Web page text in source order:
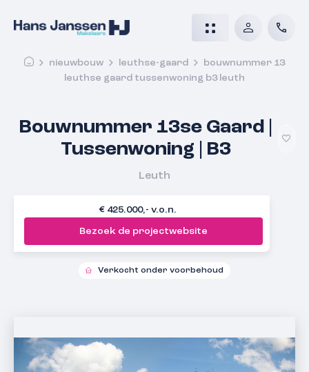
nieuwbouw leuthse-gaard
bouwnummer 13
leuthse gaard tussenwoning b3 leuth
Bouwnummer 13se Gaard |
Tussenwoning | B3
Leuth
€ 425.000,- v.o.n.
Bezoek de projectwebsite
Verkocht onder voorbehoud